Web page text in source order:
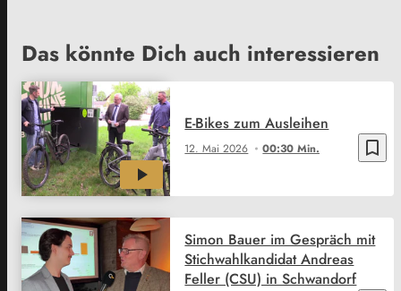
Das könnte Dich auch interessieren
bookmark_border
12. Mai 2026 00:30 Min.
E-Bikes zum Ausleihen
Simon Bauer im Gespräch mit
Stichwahlkandidat Andreas
Feller (CSU) in Schwandorf